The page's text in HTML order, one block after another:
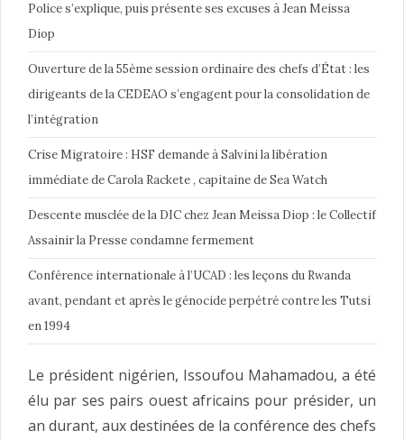
Police s’explique, puis présente ses excuses à Jean Meissa
Diop
Ouverture de la 55ème session ordinaire des chefs d’État : les
dirigeants de la CEDEAO s’engagent pour la consolidation de
l’intégration
Crise Migratoire : HSF demande à Salvini la libération
immédiate de Carola Rackete , capitaine de Sea Watch
Descente musclée de la DIC chez Jean Meissa Diop : le Collectif
Assainir la Presse condamne fermement
Conférence internationale à l’UCAD : les leçons du Rwanda
avant, pendant et après le génocide perpétré contre les Tutsi
en 1994
Le président nigérien, Issoufou Mahamadou, a été
élu par ses pairs ouest africains pour présider, un
an durant, aux destinées de la conférence des chefs